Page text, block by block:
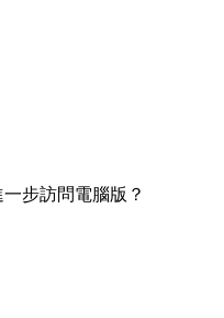
步訪問電腦版？